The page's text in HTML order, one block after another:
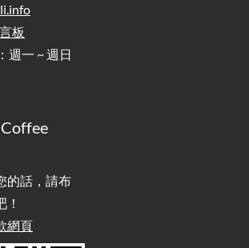
The Effect of Desk and Monitor Height on
Typing at a Desk Often Lead to Back Pain?
三星手機簡易解決方案
Connecting? Easy Solutions for Samsung
，但背後不是OpenAI的API服
API-Compatible Services, But Not
用魔鬼氈避免機車鑰匙脫落吧
Prevent Your Motorcycle Key From Falling
板
週一 ~ 週日
的話，請布
網頁